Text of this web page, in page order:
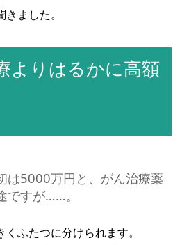
ました。
よりはるかに高額
は5000万円と、がん治療薬
ですが……。
ふたつに分けられます。